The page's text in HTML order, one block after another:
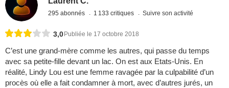
295 abonnés 1 133 critiques Suivre son activité
3,0 Publiée le 17 octobre 2018
C’est une grand-mère comme les autres, qui passe du temps
avec sa petite-fille devant un lac. On est aux Etats-Unis. En
réalité, Lindy Lou est une femme ravagée par la culpabilité d’un
procès où elle a fait condamner à mort, avec d’autres jurés, un